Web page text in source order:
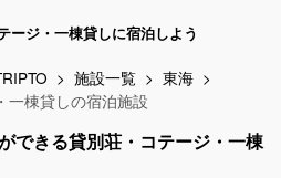
ージ・一棟貸しに宿泊しよう
施設一覧
東海
一棟貸しの宿泊施設
できる貸別荘・コテージ・一棟